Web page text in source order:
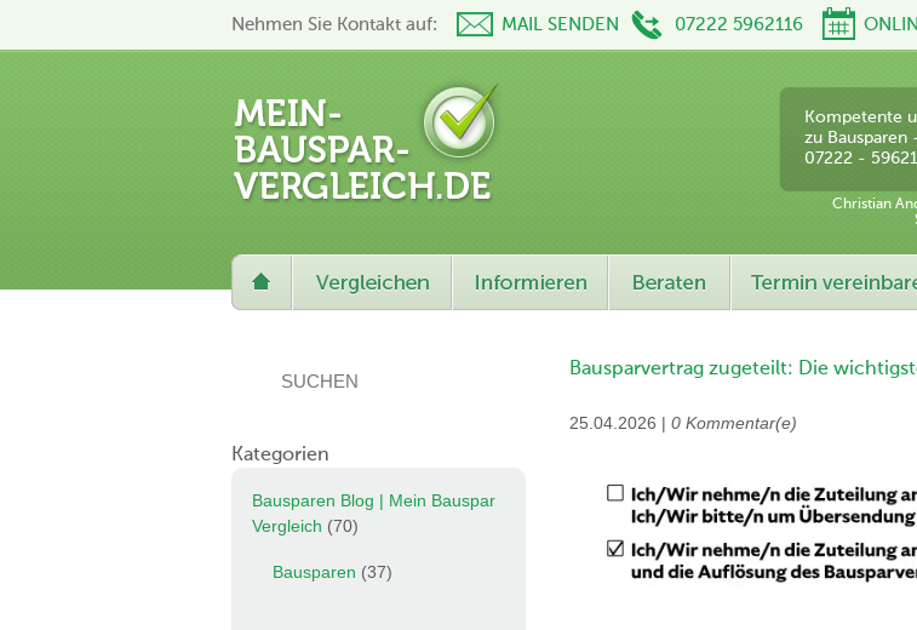
Nehmen Sie Kontakt auf: MAIL SENDEN 07222 5962116
Kompetente
zu Bausparen
07222 -
Christian
Kategorien
Bausparen Blog | Mein Bauspar
Vergleich (70)
Bausparen (37)
Bausparvertrag zugeteilt: Die
25.04.2026 | 0 Kommentar(e)